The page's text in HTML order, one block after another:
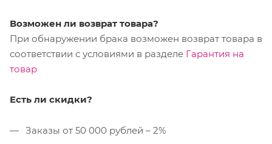
Возможен ли возврат товара?
При обнаружении брака возможен возврат товара в
соответствии с условиями в разделе Гарантия на
товар
Есть ли скидки?
Заказы от 50 000 рублей – 2%